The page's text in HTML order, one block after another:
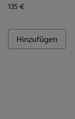
135 €
Hinzufügen